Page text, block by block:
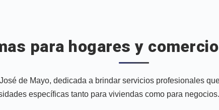
para hogares y
de Mayo, dedicada a brindar servicios profesionales
específicas tanto para viviendas como para negocios.